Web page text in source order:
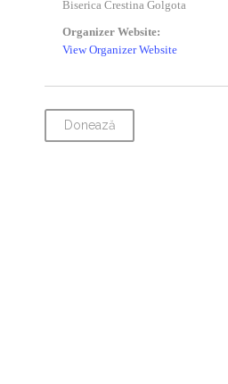
Biserica Crestina Golgota
Organizer Website:
View Organizer Website
Donează